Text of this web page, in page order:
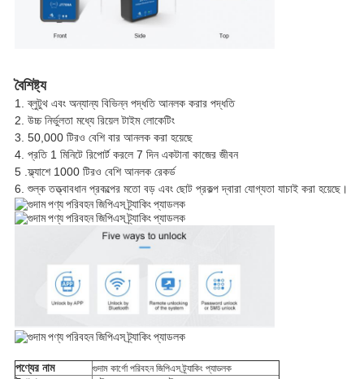
বৈশিষ্ট্য
1. ব্লুটুথ এবং অন্যান্য বিভিন্ন পদ্ধতি আনলক করার পদ্ধতি
2. উচ্চ নির্ভুলতা মধ্যে রিয়েল টাইম লোকেটিং
3. 50,000 টিরও বেশি বার আনলক করা হয়েছে
4. প্রতি 1 মিনিটে রিপোর্ট করলে 7 দিন একটানা কাজের জীবন
5 .ফ্ল্যাশে 1000 টিরও বেশি আনলক রেকর্ড
6. শুল্ক তত্ত্বাবধান প্রকল্পের মতো বড় এবং ছোট প্রকল্প দ্বারা যোগ্যতা যাচাই করা হয়েছে।
পণ্যের নাম গুদাম কার্গো পরিবহন জিপিএস ট্র্যাকিং প্যাডলক